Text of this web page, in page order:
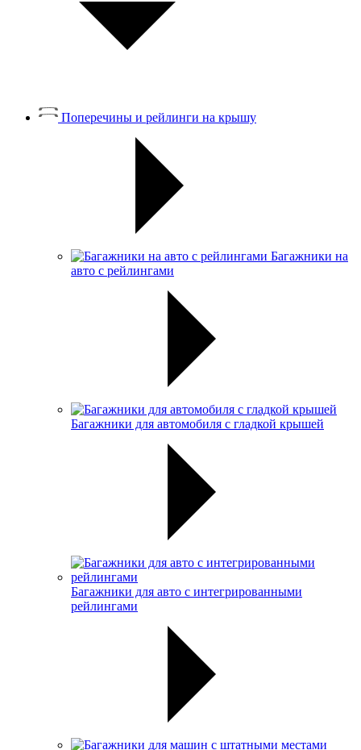
Поперечины и рейлинги на крышу
Багажники на
авто с рейлингами
Багажники для автомобиля с гладкой крышей
Багажники для авто с интегрированными
рейлингами